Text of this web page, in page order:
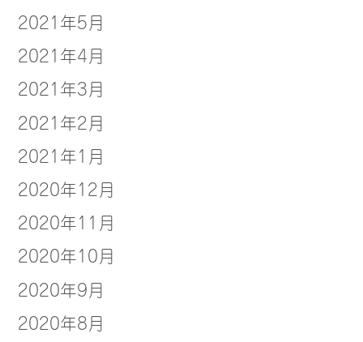
2021年5月
2021年4月
2021年3月
2021年2月
2021年1月
2020年12月
2020年11月
2020年10月
2020年9月
2020年8月